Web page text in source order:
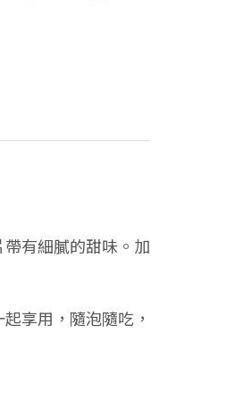
有細膩的甜味。加
享用，隨泡隨吃，